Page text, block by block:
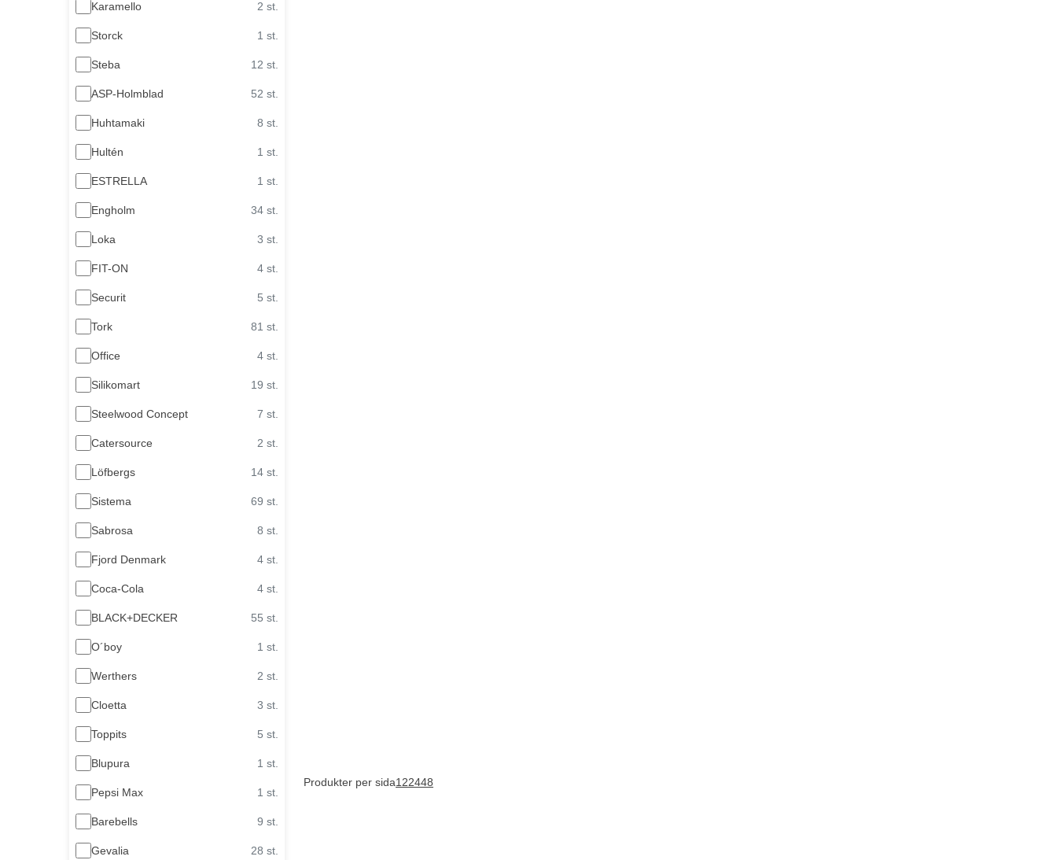
Karamello 2 st.
Storck 1 st.
Steba 12 st.
ASP-Holmblad 52 st.
Huhtamaki 8 st.
Hultén 1 st.
ESTRELLA 1 st.
Engholm 34 st.
Loka 3 st.
FIT-ON 4 st.
Securit 5 st.
Tork 81 st.
Office 4 st.
Silikomart 19 st.
Steelwood Concept 7 st.
Catersource 2 st.
Löfbergs 14 st.
Sistema 69 st.
Sabrosa 8 st.
Fjord Denmark 4 st.
Coca-Cola 4 st.
BLACK+DECKER 55 st.
O´boy 1 st.
Werthers 2 st.
Cloetta 3 st.
Toppits 5 st.
Blupura 1 st.
Pepsi Max 1 st.
Barebells 9 st.
Gevalia 28 st.
Produkter per sida122448